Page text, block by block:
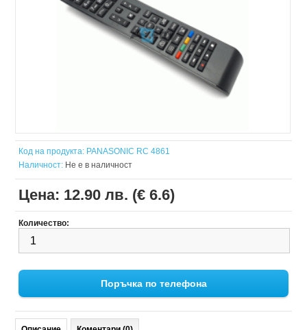
Код на продукта: PANASONIC RC 4861
Наличност: Не е в наличност
Цена: 12.90 лв. (€ 6.6)
Количество:
Поръчка по телефона